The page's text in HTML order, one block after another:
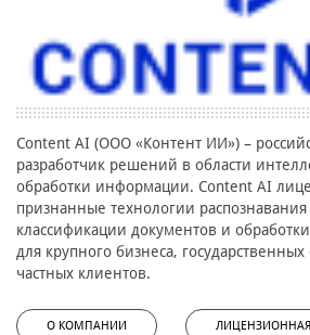
Content AI (ООО «Контент ИИ») –
разработчик решений в области
обработки информации. Content AI
признанные технологии распознавания
классификации документов и
для крупного бизнеса,
частных клиентов.
О КОМПАНИИ